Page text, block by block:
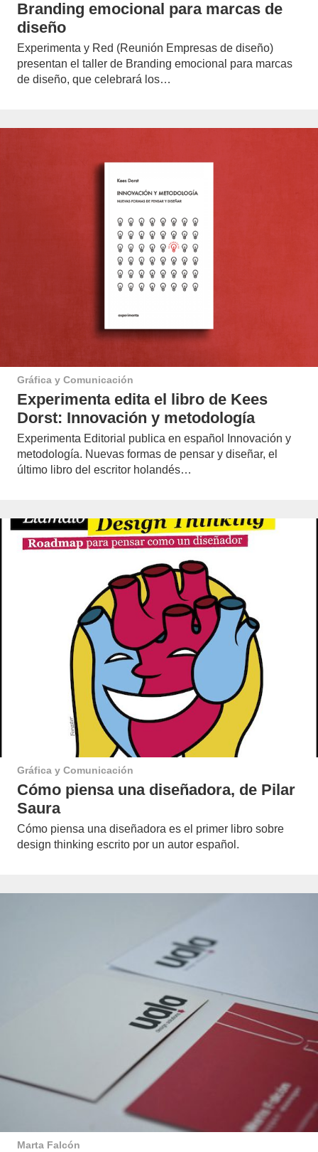
Branding emocional para marcas de
diseño
Experimenta y Red (Reunión Empresas de diseño)
presentan el taller de Branding emocional para marcas
de diseño, que celebrará los…
Gráfica y Comunicación
Experimenta edita el libro de Kees
Dorst: Innovación y metodología
Experimenta Editorial publica en español Innovación y
metodología. Nuevas formas de pensar y diseñar, el
último libro del escritor holandés…
Gráfica y Comunicación
Cómo piensa una diseñadora, de Pilar
Saura
Cómo piensa una diseñadora es el primer libro sobre
design thinking escrito por un autor español.
Marta Falcón